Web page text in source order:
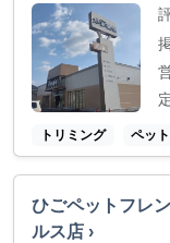
トリミング ペッ
ひごペットフレ
ルス店 ›